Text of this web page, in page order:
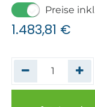
Preise
1.483,81 €